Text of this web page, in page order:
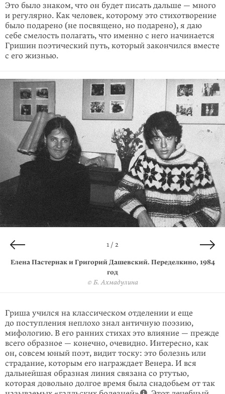
Это было знаком, что он будет писать дальше — много
и регулярно. Как человек, которому это стихотворение
было подарено (не посвящено, но подарено), я даю
себе смелость полагать, что именно с него начинается
Гришин поэтический путь, который закончился вместе
с его жизнью.
1 / 2
Елена Пастернак и Григорий Дашевский. Переделкино, 1984
год
© Б. Ахмадулина
2 / 2
Григорий Дашевский. 1988 год
© Сергей Савченко / Страница Григория Дашевского на Facebook.com /
Fair use
Гриша учился на классическом отделении и еще
до поступления неплохо знал античную поэзию,
мифологию. В его ранних стихах это влияние — прежде
всего образное — конечно, очевидно. Интересно, как
он, совсем юный поэт, видит тоску: это болезнь или
страдание, которым его награждает Венера. И вся
дальнейшая образная линия связана со ртутью,
которая довольно долгое время была снадобьем от так